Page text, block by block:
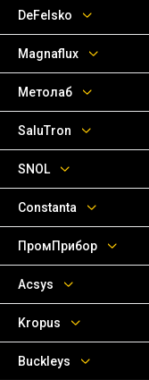
DeFelsko
Magnaflux
Метолаб
SaluTron
SNOL
Сonstanta
ПромПрибор
Acsys
Kropus
Buckleys